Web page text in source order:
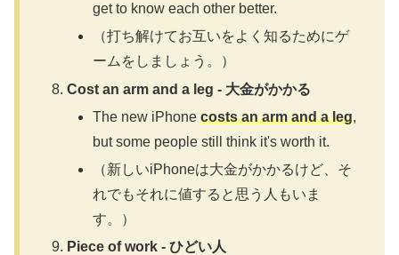
get to know each other better.
（打ち解けてお互いをよく知るためにゲ
ームをしましょう。）
Cost an arm and a leg - 大金がかかる
The new iPhonecosts an arm and a leg,
but some people still think it's worth it.
（新しいiPhoneは大金がかかるけど、そ
れでもそれに値すると思う人もいま
す。）
Piece of work - ひどい人